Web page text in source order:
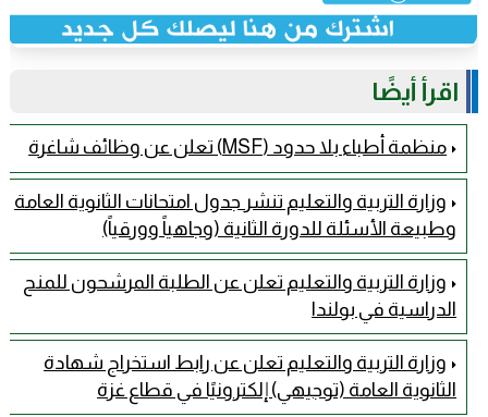
اقرأ أيضًا
منظمة أطباء بلا حدود (MSF) تعلن عن وظائف شاغرة
وزارة التربية والتعليم تنشر جدول امتحانات الثانوية العامة
وطبيعة الأسئلة للدورة الثانية (وجاهياً وورقياً)
وزارة التربية والتعليم تعلن عن الطلبة المرشحون للمنح
الدراسية في بولندا
وزارة التربية والتعليم تعلن عن رابط استخراج شهادة
الثانوية العامة (توجيهي) إلكترونيًا في قطاع غزة